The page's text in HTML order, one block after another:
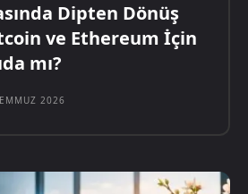
Dipten Dönüş
ve Ethereum İçin
mı?
2026